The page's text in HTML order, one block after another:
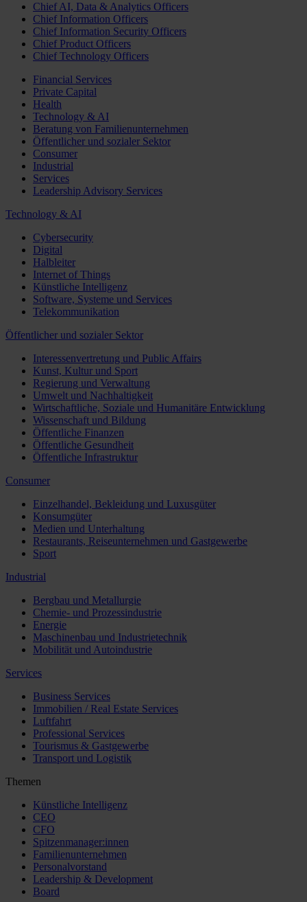
Chief AI, Data & Analytics Officers
Chief Information Officers
Chief Information Security Officers
Chief Product Officers
Chief Technology Officers
Financial Services
Private Capital
Health
Technology & AI
Beratung von Familienunternehmen
Öffentlicher und sozialer Sektor
Consumer
Industrial
Services
Leadership Advisory Services
Technology & AI
Cybersecurity
Digital
Halbleiter
Internet of Things
Künstliche Intelligenz
Software, Systeme und Services
Telekommunikation
Öffentlicher und sozialer Sektor
Interessenvertretung und Public Affairs
Kunst, Kultur und Sport
Regierung und Verwaltung
Umwelt und Nachhaltigkeit
Wirtschaftliche, Soziale und Humanitäre Entwicklung
Wissenschaft und Bildung
Öffentliche Finanzen
Öffentliche Gesundheit
Öffentliche Infrastruktur
Consumer
Einzelhandel, Bekleidung und Luxusgüter
Konsumgüter
Medien und Unterhaltung
Restaurants, Reiseunternehmen und Gastgewerbe
Sport
Industrial
Bergbau und Metallurgie
Chemie- und Prozessindustrie
Energie
Maschinenbau und Industrietechnik
Mobilität und Autoindustrie
Services
Business Services
Immobilien / Real Estate Services
Luftfahrt
Professional Services
Tourismus & Gastgewerbe
Transport und Logistik
Themen
Künstliche Intelligenz
CEO
CFO
Spitzenmanager:innen
Familienunternehmen
Personalvorstand
Leadership & Development
Board